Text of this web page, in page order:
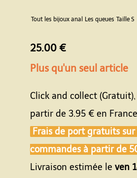
Tout les bijoux anal Les queues Taille S
25.00 €
Plus qu'un seul article
Click and collect
partir de 3.95 € en France
Frais de port gratuits sur
commandes à partir de
Livraison estimée le ven